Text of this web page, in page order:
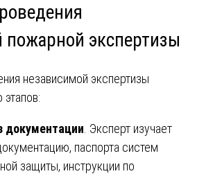
пожарной экспертизы
независимой экспертизы
документации. Эксперт изучает
паспорта систем
защиты, инструкции по